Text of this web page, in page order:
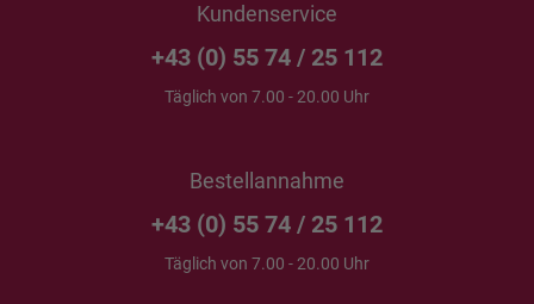
Kundenservice
+43 (0) 55 74 / 25 112
Täglich von 7.00 - 20.00 Uhr
Bestellannahme
+43 (0) 55 74 / 25 112
Täglich von 7.00 - 20.00 Uhr